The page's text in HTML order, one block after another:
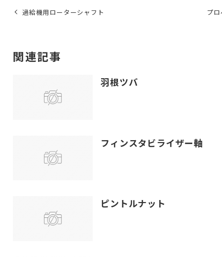
過給機用ローターシャフト プ
関連記事
羽根ツバ
フィンスタビライザー軸
ピントルナット